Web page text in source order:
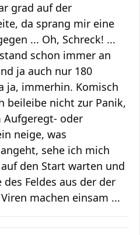
grad auf der
da sprang mir eine
... Oh, Schreck! ...
schon immer an
ja auch nur 180
ja, immerhin. Komisch
beileibe nicht zur Panik,
Aufgeregt- oder
neige, was
sehe ich mich
den Start warten und
Feldes aus der der
machen einsam ...